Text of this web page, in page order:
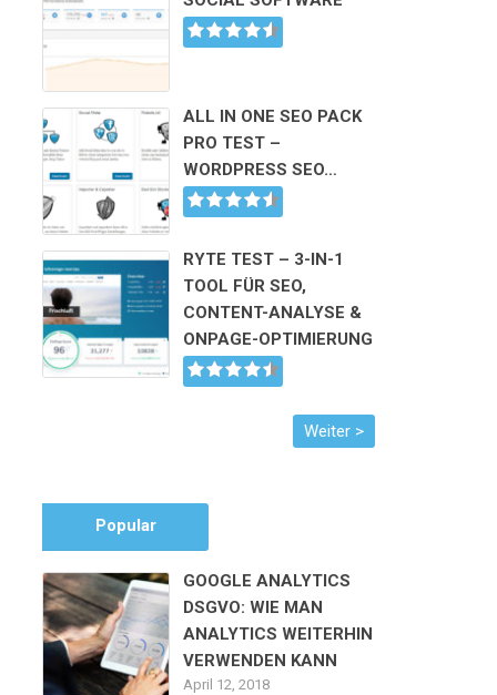
ALL IN ONE SEO PACK
PRO TEST –
WORDPRESS SEO…
RYTE TEST – 3-IN-1
TOOL FÜR SEO,
CONTENT-ANALYSE &
ONPAGE-OPTIMIERUNG
Popular
GOOGLE ANALYTICS
DSGVO: WIE MAN
ANALYTICS WEITERHIN
VERWENDEN KANN
April 12, 2018